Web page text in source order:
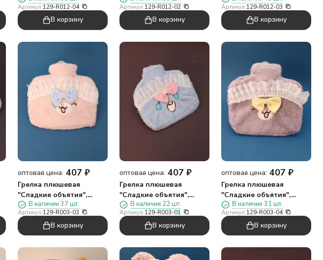
Артикул:129-R012-04
В корзину
см)
Артикул:129-R012-02
В корзину
см)
Артикул:129-R012-03
В корзину
оптовая цена: 407 ₽
Грелка плюшевая
"Сладкие объятия",
розовая, 1000 мл (20*20
см)
В наличии 37 шт.
Артикул:129-R003-03
В корзину
оптовая цена: 407 ₽
Грелка плюшевая
"Сладкие объятия",
синяя, 1000 мл (20*20 см)
В наличии 22 шт.
Артикул:129-R003-01
В корзину
оптовая цена: 407 ₽
Грелка плюшевая
"Сладкие объятия",
фиолетовая, 1000 мл
(20*20 см)
В наличии 31 шт.
Артикул:129-R003-04
В корзину